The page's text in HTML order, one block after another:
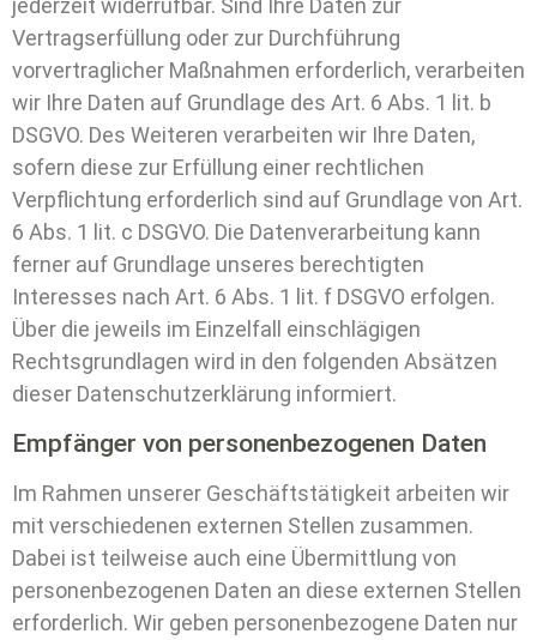
jederzeit widerrufbar. Sind Ihre Daten zur
Vertragserfüllung oder zur Durchführung
vorvertraglicher Maßnahmen erforderlich, verarbeiten
wir Ihre Daten auf Grundlage des Art. 6 Abs. 1 lit. b
DSGVO. Des Weiteren verarbeiten wir Ihre Daten,
sofern diese zur Erfüllung einer rechtlichen
Verpflichtung erforderlich sind auf Grundlage von Art.
6 Abs. 1 lit. c DSGVO. Die Datenverarbeitung kann
ferner auf Grundlage unseres berechtigten
Interesses nach Art. 6 Abs. 1 lit. f DSGVO erfolgen.
Über die jeweils im Einzelfall einschlägigen
Rechtsgrundlagen wird in den folgenden Absätzen
dieser Datenschutzerklärung informiert.
Empfänger von personenbezogenen Daten
Im Rahmen unserer Geschäftstätigkeit arbeiten wir
mit verschiedenen externen Stellen zusammen.
Dabei ist teilweise auch eine Übermittlung von
personenbezogenen Daten an diese externen Stellen
erforderlich. Wir geben personenbezogene Daten nur